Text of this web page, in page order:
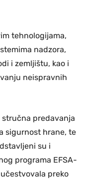
tehnologijama,
nadzora,
i zemljištu, kao i
neispravnih
stručna predavanja
sigurnost hrane, te
su i
programa EFSA-
preko